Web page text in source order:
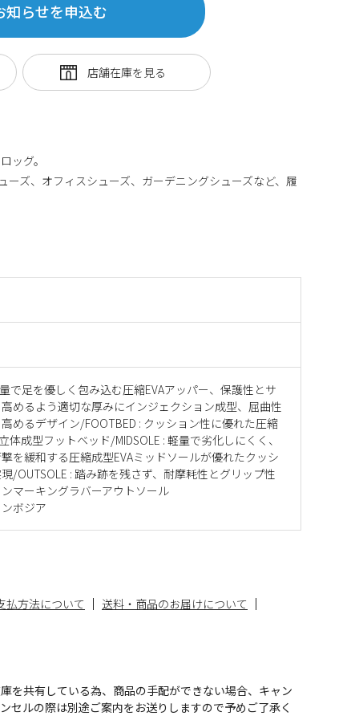
で足を優しく包み込む圧縮EVAアッパー、保護性とサ
めるよう適切な厚みにインジェクション成型、屈曲性
めるデザイン/FOOTBED : クッション性に優れた圧縮
体成型フットベッド/MIDSOLE : 軽量で劣化しにくく、
を緩和する圧縮成型EVAミッドソールが優れたクッシ
/OUTSOLE : 踏み跡を残さず、耐摩耗性とグリップ性
マーキングラバーアウトソール
ボジア
知らせを申込む
ッグ。
ーズ、オフィスシューズ、ガーデニングシューズなど、履
払方法について
送料・商品のお届けについて
を共有している為、商品の手配ができない場合、キャン
セルの際は別途ご案内をお送りしますので予めご了承く